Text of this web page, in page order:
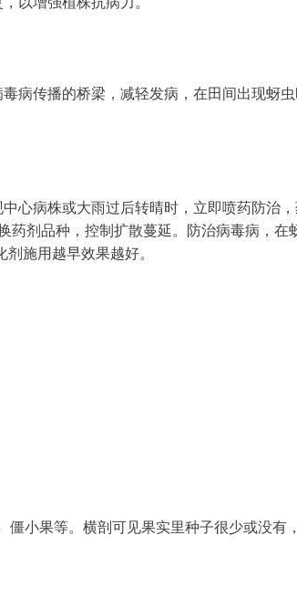
病传播的桥梁，减轻发病，在田间出现蚜
心病株或大雨过后转晴时，立即喷药防治
剂品种，控制扩散蔓延。防治病毒病，
施用越早效果越好。